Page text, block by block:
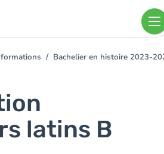
Bachelier en histoire 2023-
latins B